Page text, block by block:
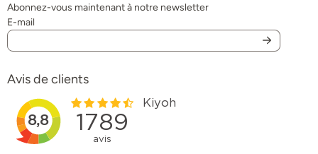
Abonnez-vous maintenant à notre newsletter
E-mail
Avis de clients